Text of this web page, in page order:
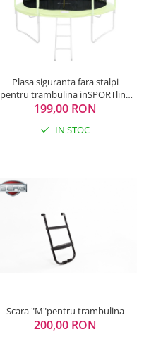
Plasa siguranta fara stalpi
pentru trambulina inSPORTline
Irbiso 366 cm
199,00 RON
IN STOC
Scara "M"pentru trambulina
200,00 RON